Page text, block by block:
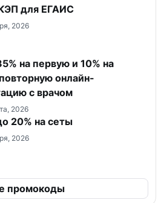
для ЕГАИС
2026
на первую и 10% на
онлайн-
с врачом
2026
20% на сеты
2026
промокоды